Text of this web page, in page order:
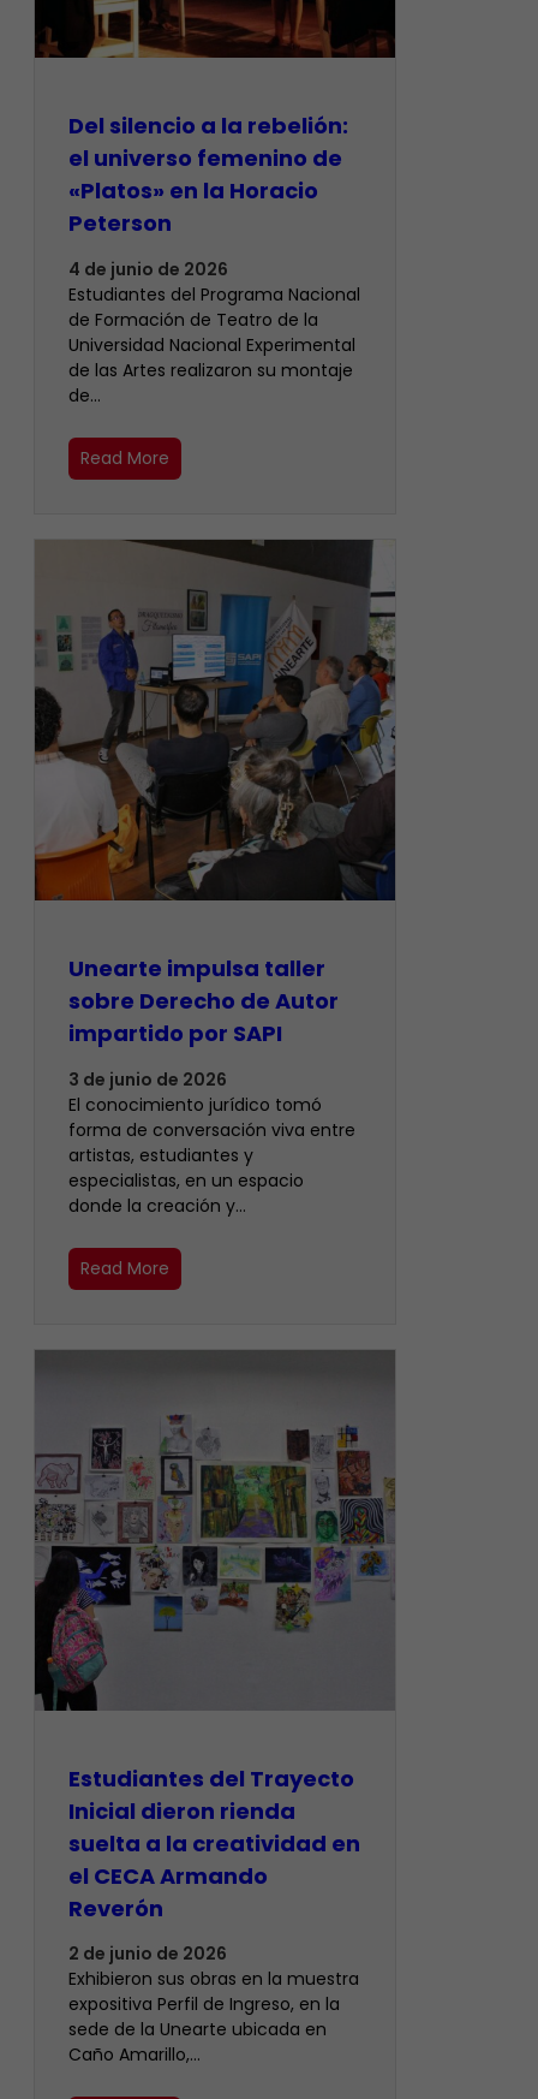
Del silencio a la rebelión:
el universo femenino de
«Platos» en la Horacio
Peterson
4 de junio de 2026
Estudiantes del Programa Nacional
de Formación de Teatro de la
Universidad Nacional Experimental
de las Artes realizaron su montaje
de…
Read More
Unearte impulsa taller
sobre Derecho de Autor
impartido por SAPI
3 de junio de 2026
El conocimiento jurídico tomó
forma de conversación viva entre
artistas, estudiantes y
especialistas, en un espacio
donde la creación y…
Read More
Estudiantes del Trayecto
Inicial dieron rienda
suelta a la creatividad en
el CECA Armando
Reverón
2 de junio de 2026
Exhibieron sus obras en la muestra
expositiva Perfil de Ingreso, en la
sede de la Unearte ubicada en
Caño Amarillo,…